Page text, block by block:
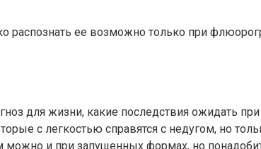
ее возможно только при
для жизни, какие последствия ожидать
с легкостью справятся с недугом, но
можно и при запущенных формах, но